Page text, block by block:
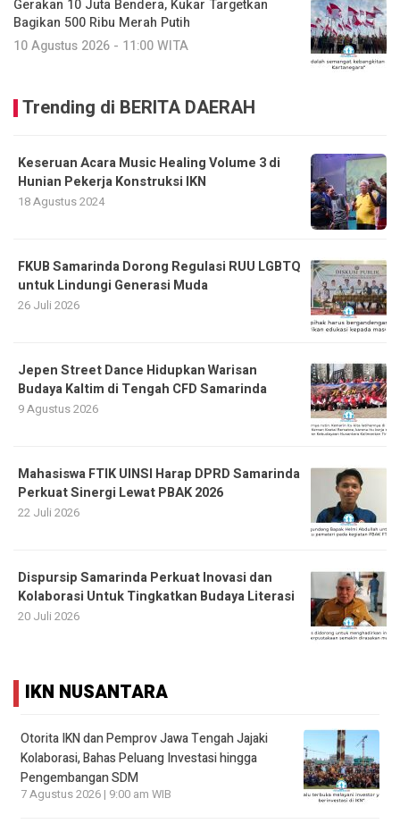
Gerakan 10 Juta Bendera, Kukar Targetkan
Bagikan 500 Ribu Merah Putih
10 Agustus 2026 - 11:00 WITA
Trending di BERITA DAERAH
Keseruan Acara Music Healing Volume 3 di
Hunian Pekerja Konstruksi IKN
18 Agustus 2024
FKUB Samarinda Dorong Regulasi RUU LGBTQ
untuk Lindungi Generasi Muda
26 Juli 2026
Jepen Street Dance Hidupkan Warisan
Budaya Kaltim di Tengah CFD Samarinda
9 Agustus 2026
Mahasiswa FTIK UINSI Harap DPRD Samarinda
Perkuat Sinergi Lewat PBAK 2026
22 Juli 2026
Dispursip Samarinda Perkuat Inovasi dan
Kolaborasi Untuk Tingkatkan Budaya Literasi
20 Juli 2026
IKN NUSANTARA
Otorita IKN dan Pemprov Jawa Tengah Jajaki
Kolaborasi, Bahas Peluang Investasi hingga
Pengembangan SDM
7 Agustus 2026 | 9:00 am WIB